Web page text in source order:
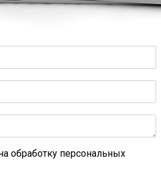
обработку персональных